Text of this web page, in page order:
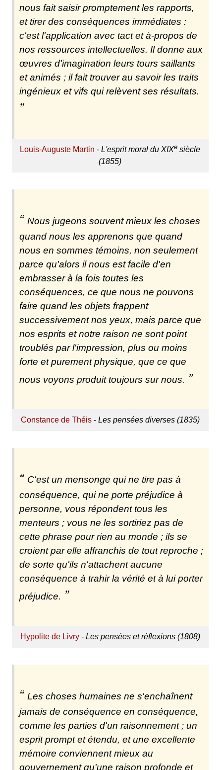
nous fait saisir promptement les rapports,
et tirer des conséquences immédiates :
c'est l'application avec tact et à-propos de
nos ressources intellectuelles. Il donne aux
œuvres d'imagination leurs tours saillants
et animés ; il fait trouver au savoir les traits
ingénieux et vifs qui relèvent ses résultats.
Louis-Auguste Martin -L'esprit moral du XIXe siècle
(1855)
Nous jugeons souvent mieux les choses
quand nous les apprenons que quand
nous en sommes témoins, non seulement
parce qu'alors il nous est facile d'en
embrasser à la fois toutes les
conséquences, ce que nous ne pouvons
faire quand les objets frappent
successivement nos yeux, mais parce que
nos esprits et notre raison ne sont point
troublés par l'impression, plus ou moins
forte et purement physique, que ce que
nous voyons produit toujours sur nous.
Constance de Théis- Les pensées diverses (1835)
C'est un mensonge qui ne tire pas à
conséquence, qui ne porte préjudice à
personne, vous répondent tous les
menteurs ; vous ne les sortiriez pas de
cette phrase pour rien au monde ; ils se
croient par elle affranchis de tout reproche ;
de sorte qu'ils n'attachent aucune
conséquence à trahir la vérité et à lui porter
préjudice.
Hypolite de Livry- Les pensées et réflexions (1808)
Les choses humaines ne s'enchaînent
jamais de conséquence en conséquence,
comme les parties d'un raisonnement ; un
esprit prompt et étendu, et une excellente
mémoire conviennent mieux au
gouvernement qu'une raison profonde et